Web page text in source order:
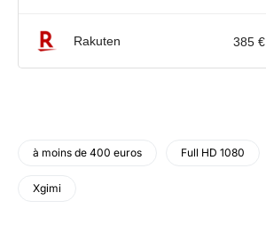
Rakuten 385 €
à moins de 400 euros Full HD 1080
Xgimi